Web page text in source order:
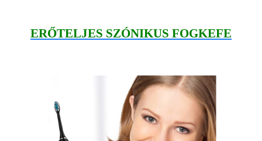
ERŐTELJES SZÓNIKUS FOGKEFE